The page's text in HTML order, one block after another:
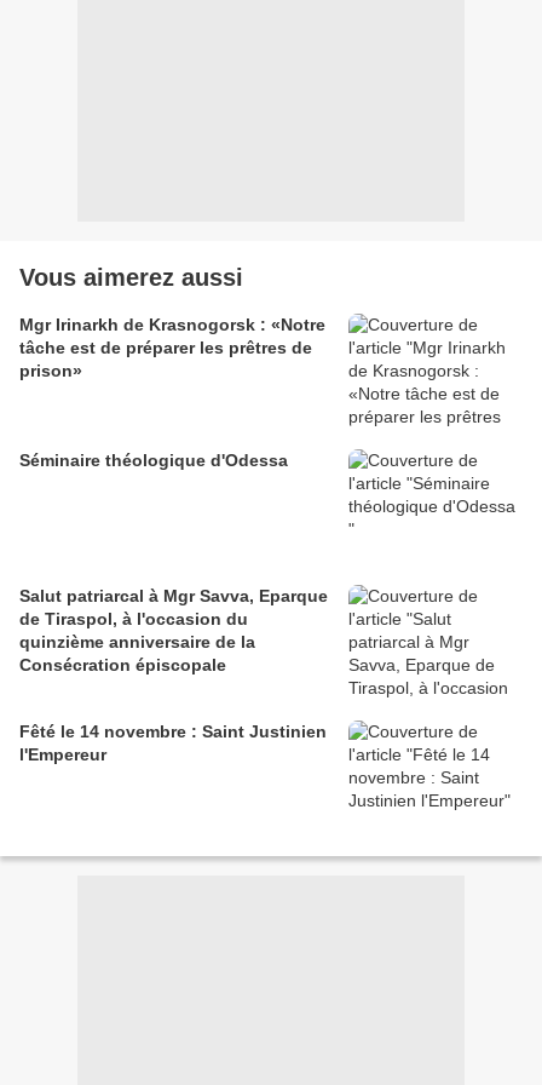
Vous aimerez aussi
Mgr Irinarkh de Krasnogorsk : «Notre
tâche est de préparer les prêtres de
prison»
Séminaire théologique d'Odessa
Salut patriarcal à Mgr Savva, Eparque
de Tiraspol, à l'occasion du
quinzième anniversaire de la
Consécration épiscopale
Fêté le 14 novembre : Saint Justinien
l'Empereur